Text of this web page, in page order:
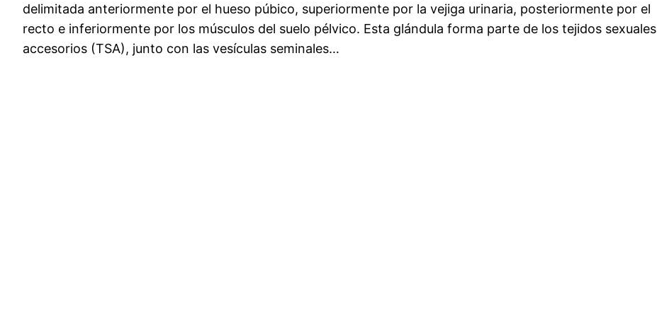
delimitada anteriormente por el hueso púbico, superiormente por la vejiga urinaria, posteriormente por el
recto e inferiormente por los músculos del suelo pélvico. Esta glándula forma parte de los tejidos sexuales
accesorios (TSA), junto con las vesículas seminales…